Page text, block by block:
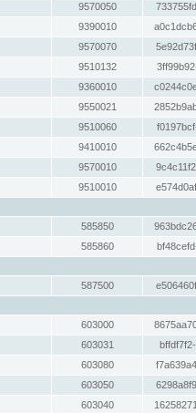
9570050
9390010
9570070
9510132
9360010
9550021
9510060
9410010
9570010
9510010
585850
585860
587500
603000
603031
603080
603050
603040